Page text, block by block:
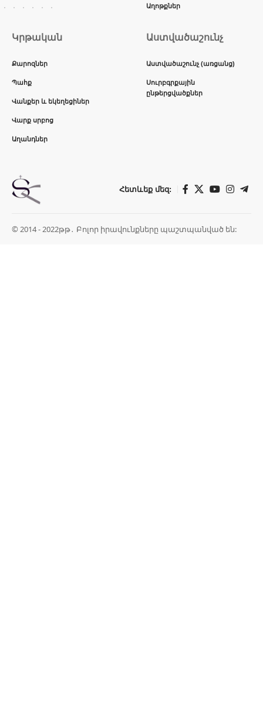
Աղոթքներ
Կրթական
Քարոզներ
Պահք
Վանքեր և եկեղեցիներ
Վարք սրբոց
Աղանդներ
Աստվածաշունչ
Աստվածաշունչ (առցանց)
Սուրբգրքային
ընթերցվածքներ
Հետևեք մեզ:
© 2014 - 2022թթ․ Բոլոր իրավունքները պաշտպանված են: